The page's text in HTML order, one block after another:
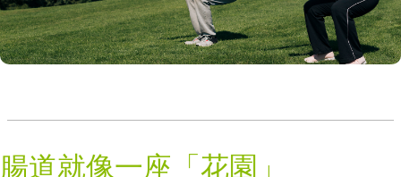
腸道就像一座「花園」